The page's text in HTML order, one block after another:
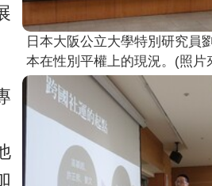
日本大阪公立大學特別研究員
本在性別平權上的現況。(照片